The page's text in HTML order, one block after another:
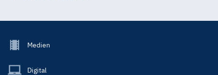
Footer
Main
Medien
Digital